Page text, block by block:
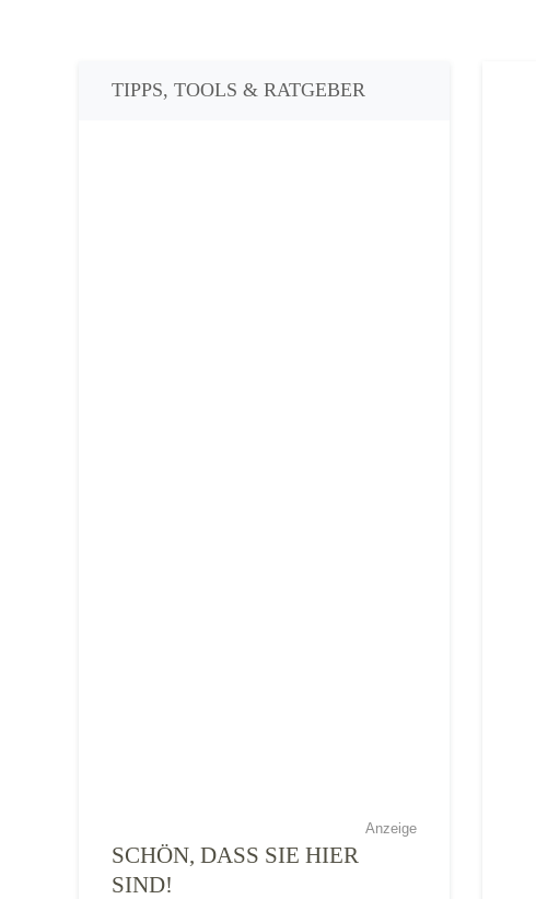
TIPPS, TOOLS & RATGEBER
Anzeige
SCHÖN, DASS SIE HIER
SIND!